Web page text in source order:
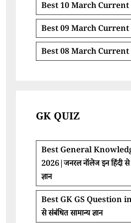
Best 10 March
Best 09 March
Best 08 March
GK QUIZ
Best General
2026|जनरल नॉलेज इन हिंदी से
ज्ञान
Best GK GS Question
से संबंधित सामान्य ज्ञान